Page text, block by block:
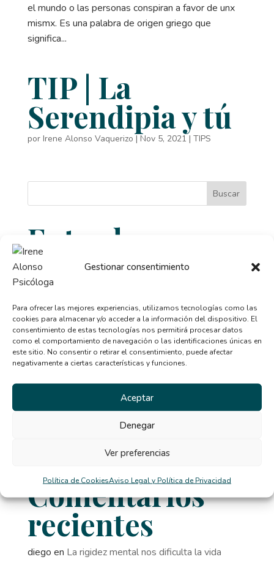
Gestionar consentimiento
Para ofrecer las mejores experiencias, utilizamos tecnologías como las
cookies para almacenar y/o acceder a la información del dispositivo. El
consentimiento de estas tecnologías nos permitirá procesar datos
como el comportamiento de navegación o las identificaciones únicas en
este sitio. No consentir o retirar el consentimiento, puede afectar
negativamente a ciertas características y funciones.
Aceptar
Denegar
Ver preferencias
Política de CookiesAviso Legal y Política de Privacidad
el mundo o las personas conspiran a favor de unx
mismx. Es una palabra de origen griego que
significa...
TIP | La
Serendipia y tú
por Irene Alonso Vaquerizo | Nov 5, 2021 | TIPS
Buscar
Entradas
recientes
trastornos alimentarios
Señales de que necesitas ayuda psicológica y no lo
sabías
Qué tipo de terapia psicológica necesito según mis
síntomas
Beneficios de la terapia desde casa: por qué cada
Comentarios
recientes
diego en La rigidez mental nos dificulta la vida